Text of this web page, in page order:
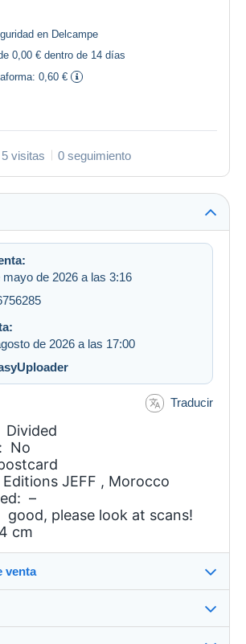
en Delcampe
0,00 € dentro de 14 días
0,60 €
5 visitas 0 seguimiento
de 2026 a las 3:16
de 2026 a las 17:00
Traducir
Divided
No
JEFF , Morocco
–
please look at scans!
cm
venta